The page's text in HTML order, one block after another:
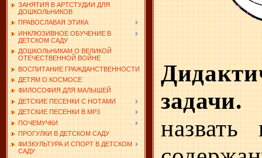
ЗАНЯТИЯ В АРТСТУДИИ ДЛЯ
ДОШКОЛЬНИКОВ
ПРАВОСЛАВАЯ ЭТИКА
ИНКЛЮЗИВНОЕ ОБУЧЕНИЕ В
ДЕТСКОМ САДУ
ДОШКОЛЬНИКАМ О ВЕЛИКОЙ
ОТЕЧЕСТВЕННОЙ ВОЙНЕ
ВОСПИТАНИЕ ГРАЖДАНСТВЕННОСТИ
ДЕТЯМ О КОСМОСЕ
ФИЛОСОФИЯ ДЛЯ МАЛЫШЕЙ
ДЕТСКИЕ ПЕСЕНКИ С НОТАМИ
ДЕТСКИЕ ПЕСЕНКИ В MP3
ПОЧЕМУЧКИ
ПРОГУЛКИ В ДЕТСКОМ САДУ
ФИЗКУЛЬТУРА И СПОРТ В ДЕТСКОМ
САДУ
задачи.